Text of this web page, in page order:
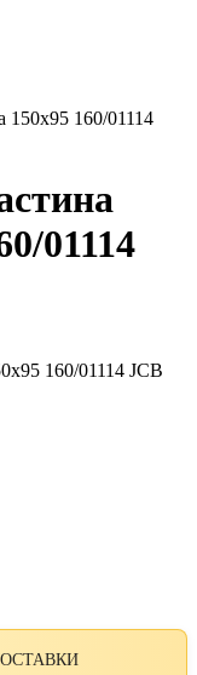
150x95 160/01114
01114